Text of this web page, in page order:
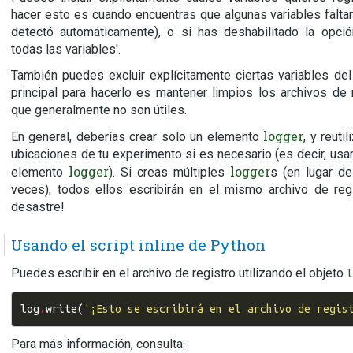
hacer esto es cuando encuentras que algunas variables
detectó automáticamente), o si has deshabilitado la
todas las variables'.
También puedes excluir explícitamente ciertas variables
principal para hacerlo es mantener limpios los archivos de
que generalmente no son útiles.
En general, deberías crear solo un elemento logger, y
ubicaciones de tu experimento si es necesario (es decir,
elemento logger). Si creas múltiples loggers (en lugar
veces), todos ellos escribirán en el mismo archivo de
desastre!
Usando el script inline de Python
Puedes escribir en el archivo de registro utilizando el objeto
log .write( '¡Esto se escribirá en el archivo de
Para más información, consulta: